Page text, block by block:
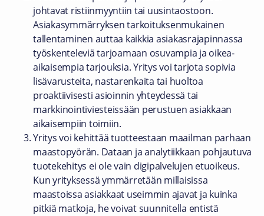
johtavat ristiinmyyntiin tai uusintaostoon.
Asiakasymmärryksen tarkoituksenmukainen
tallentaminen auttaa kaikkia asiakasrajapinnassa
työskenteleviä tarjoamaan osuvampia ja oikea-
aikaisempia tarjouksia. Yritys voi tarjota sopivia
lisävarusteita, nastarenkaita tai huoltoa
proaktiivisesti asioinnin yhteydessä tai
markkinointiviesteissään perustuen asiakkaan
aikaisempiin toimiin.
Yritys voi kehittää tuotteestaan maailman parhaan
maastopyörän. Dataan ja analytiikkaan pohjautuva
tuotekehitys ei ole vain digipalvelujen etuoikeus.
Kun yrityksessä ymmärretään millaisissa
maastoissa asiakkaat useimmin ajavat ja kuinka
pitkiä matkoja, he voivat suunnitella entistä